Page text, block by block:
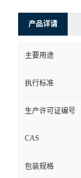
产品详请
主要用途
执行标准
生产许可证编号
CAS
包装规格